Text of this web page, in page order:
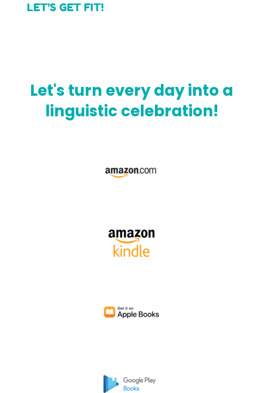
LET’S GET FIT!
Let's turn every day into a
linguistic celebration!